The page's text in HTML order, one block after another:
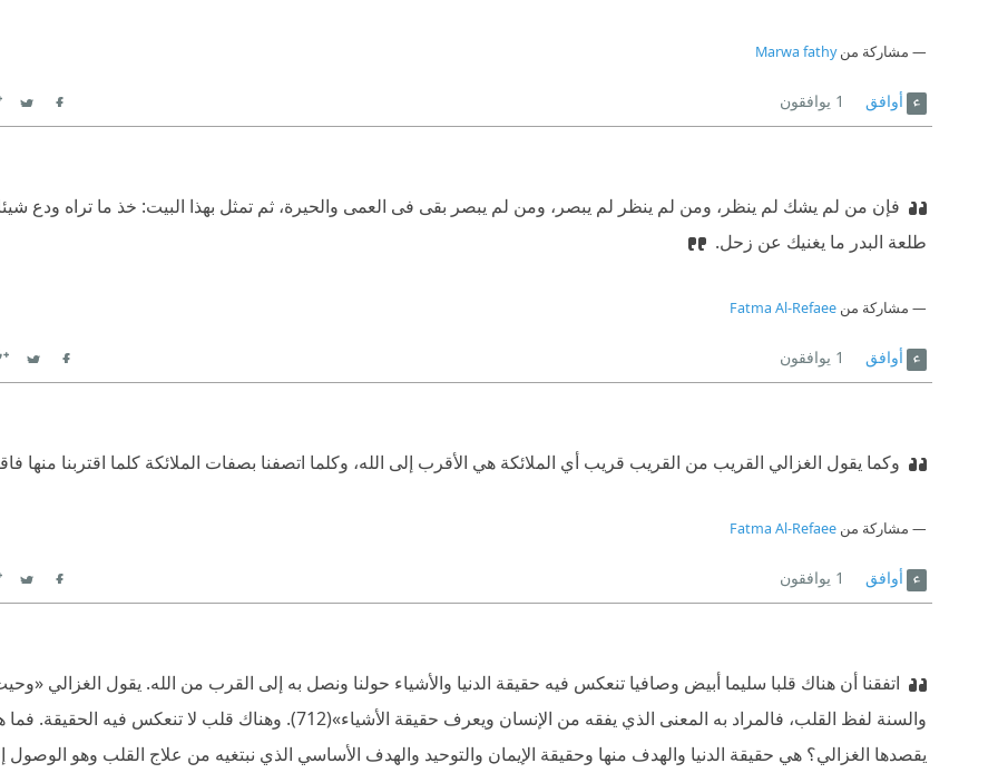
مشاركة منMarwa fathy
أوافق 1 يوافقون
فإن من لم يشك لم ينظر، ومن لم ينظر لم يبصر، ومن لم يبصر بقى فى العمى والحيرة، ثم تمثل بهذا البيت: خذ ما تراه ودع
طلعة البدر ما يغنيك عن زحل.
مشاركة منFatma Al-Refaee
Facebook
أوافق 1 يوافقون
وكما يقول الغزالي القريب من القريب قريب أي الملائكة هي الأقرب إلى الله، وكلما اتصفنا بصفات الملائكة كلما اقتربنا منها
مشاركة منFatma Al-Refaee
أوافق 1 يوافقون
اتفقنا أن هناك قلبا سليما أبيض وصافيا تنعكس فيه حقيقة الدنيا والأشياء حولنا ونصل به إلى القرب من الله. يقول الغزالي
والسنة لفظ القلب، فالمراد به المعنى الذي يفقه من الإنسان ويعرف حقيقة الأشياء»(712).
وهناك قلب لا تنعكس فيه الحقيقة. فما
يقصدها الغزالي؟ هي حقيقة الدنيا والهدف منها وحقيقة الإيمان والتوحيد والهدف الأساسي الذي نبتغيه من علاج القلب وهو الوصول